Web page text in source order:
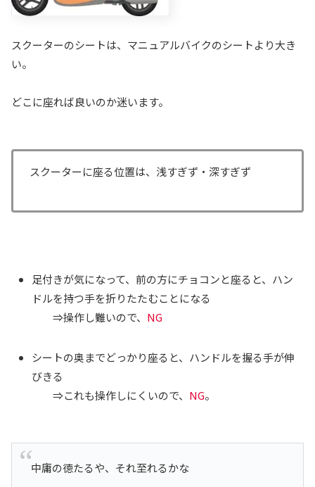
スクーターのシートは、マニュアルバイクのシートより大き
い。
どこに座れば良いのか迷います。
スクーターに座る位置は、浅すぎず・深すぎず
足付きが気になって、前の方にチョコンと座ると、ハン
ドルを持つ手を折りたたむことになる
⇒操作し難いので、 NG
シートの奥までどっかり座ると、ハンドルを握る手が伸
びきる
⇒これも操作しにくいので、 NG。
中庸の徳たるや、それ至れるかな